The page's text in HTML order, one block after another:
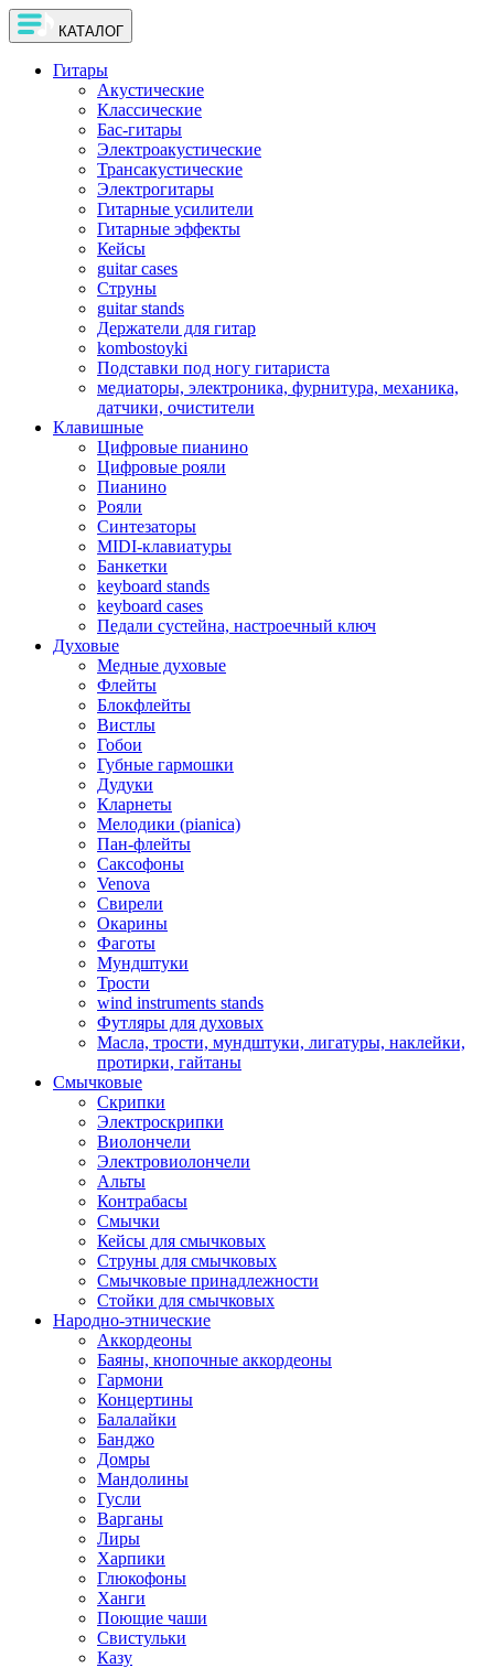
КАТАЛОГ
Гитары
Акустические
Классические
Бас-гитары
Электроакустические
Трансакустические
Электрогитары
Гитарные усилители
Гитарные эффекты
Кейсы
guitar cases
Струны
guitar stands
Держатели для гитар
kombostoyki
Подставки под ногу гитариста
медиаторы, электроника, фурнитура, механика,
датчики, очистители
Клавишные
Цифровые пианино
Цифровые рояли
Пианино
Рояли
Синтезаторы
MIDI-клавиатуры
Банкетки
keyboard stands
keyboard cases
Педали сустейна, настроечный ключ
Духовые
Медные духовые
Флейты
Блокфлейты
Вистлы
Гобои
Губные гармошки
Дудуки
Кларнеты
Мелодики (pianica)
Пан-флейты
Саксофоны
Venova
Свирели
Окарины
Фаготы
Мундштуки
Трости
wind instruments stands
Футляры для духовых
Масла, трости, мундштуки, лигатуры, наклейки,
протирки, гайтаны
Смычковые
Скрипки
Электроскрипки
Виолончели
Электровиолончели
Альты
Контрабасы
Смычки
Кейсы для смычковых
Струны для смычковых
Смычковые принадлежности
Стойки для смычковых
Народно-этнические
Аккордеоны
Баяны, кнопочные аккордеоны
Гармони
Концертины
Балалайки
Банджо
Домры
Мандолины
Гусли
Варганы
Лиры
Харпики
Глюкофоны
Ханги
Поющие чаши
Свистульки
Казу